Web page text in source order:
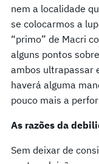
nem a localidade
se colocarmos a
“primo” de Macri
alguns pontos
ambos ultrapassar
haverá alguma
pouco mais a
As razões da
Sem deixar de